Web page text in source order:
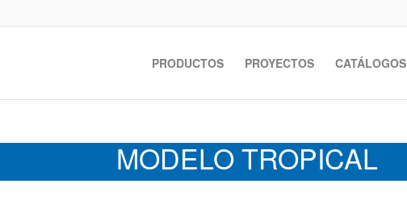
PRODUCTOS PROYECTOS CATÁLOGOS
MODELO TROPICAL